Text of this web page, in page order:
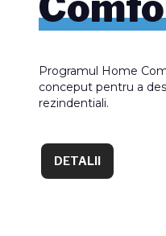
Programul Home
conceput pentru a
rezindentiali.
DETALII